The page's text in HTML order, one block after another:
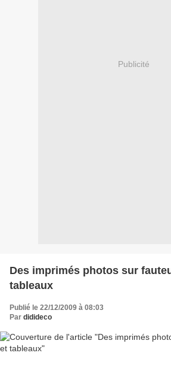
Publicité
Des imprimés photos sur
tableaux
Publié le 22/12/2009 à 08:03
Par didideco